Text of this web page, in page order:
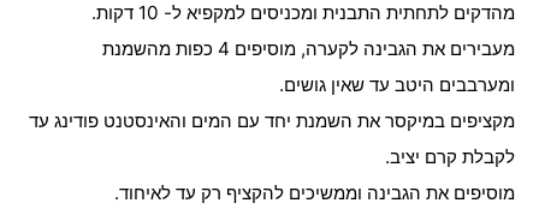
מהדקים לתחתית התבנית ומכניסים למקפיא ל- 10 דקות.
מעבירים את הגבינה לקערה, מוסיפים 4 כפות מהשמנת
ומערבבים היטב עד שאין גושים.
מקציפים במיקסר את השמנת יחד עם המים והאינסטנט פודינג עד
לקבלת קרם יציב.
מוסיפים את הגבינה וממשיכים להקציף רק עד לאיחוד.